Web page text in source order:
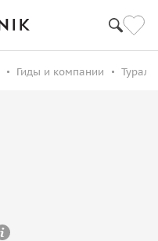
Гиды и компании Турал